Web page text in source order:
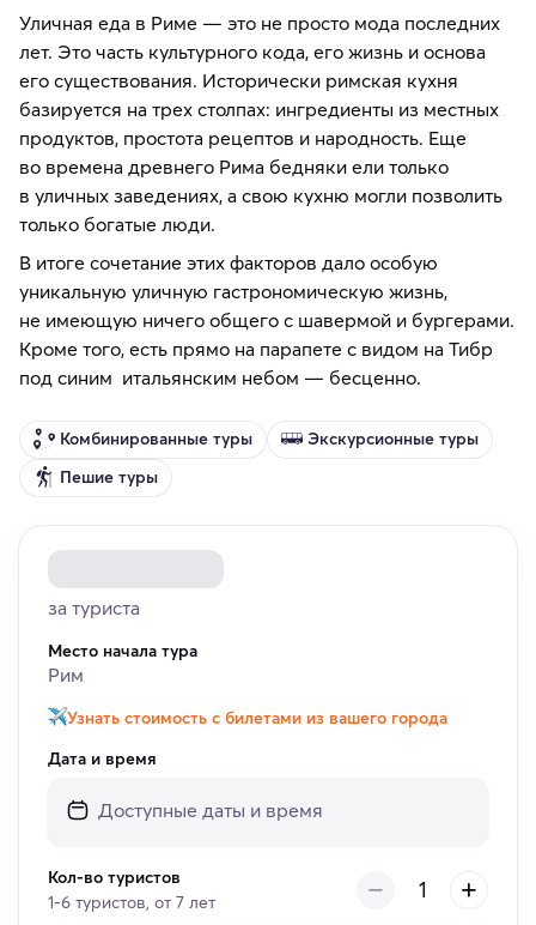
Уличная еда в Риме — это не просто мода последних
лет. Это часть культурного кода, его жизнь и основа
его существования. Исторически римская кухня
базируется на трех столпах: ингредиенты из местных
продуктов, простота рецептов и народность. Еще
во времена древнего Рима бедняки ели только
в уличных заведениях, а свою кухню могли позволить
только богатые люди.
В итоге сочетание этих факторов дало особую
уникальную уличную гастрономическую жизнь,
не имеющую ничего общего с шавермой и бургерами.
Кроме того, есть прямо на парапете с видом на Тибр
под синим итальянским небом — бесценно.
Комбинированные туры
Экскурсионные туры
Пешие туры
за туриста
Место начала тура
Рим
Узнать стоимость с билетами из вашего города
Дата и время
Кол-во туристов
1-6 туристов, от 7 лет